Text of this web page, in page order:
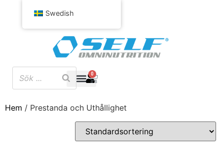
0
Hem / Prestanda och Uthållighet
Swedish